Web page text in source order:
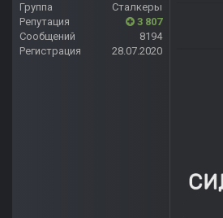
Группа
Сталкеры
Репутация
3 807
Сообщений
8194
Регистрация
28.07.2020